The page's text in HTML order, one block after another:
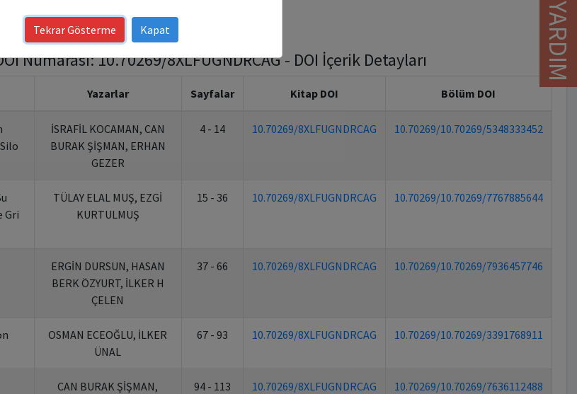
Numarası: 10.70269/8XLFUGNDRCAG - DOI İçerik Detayları
Yazarlar Sayfalar Kitap DOI Bölüm DOI
İSRAFİL KOCAMAN, CAN
BURAK ŞİŞMAN, ERHAN
GEZER
4 - 14 10.70269/8XLFUGNDRCAG 10.70269/10.70269/5348333452
Gri
TÜLAY ELAL MUŞ, EZGİ
KURTULMUŞ
15 - 36 10.70269/8XLFUGNDRCAG 10.70269/10.70269/7767885644
ERGİN DURSUN, HASAN
BERK ÖZYURT, İLKER H
ÇELEN
37 - 66 10.70269/8XLFUGNDRCAG 10.70269/10.70269/7936457746
OSMAN ECEOĞLU, İLKER
ÜNAL
67 - 93 10.70269/8XLFUGNDRCAG 10.70269/10.70269/3391768911
CAN BURAK ŞİŞMAN, 94 - 113 10.70269/8XLFUGNDRCAG 10.70269/10.70269/7636112488
YARDIM
Tekrar Gösterme Kapat